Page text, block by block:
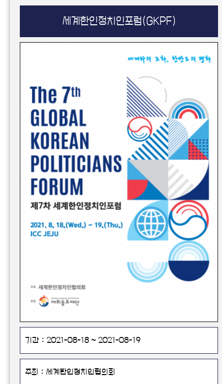
세계한인정치인포럼(GKPF)
기간 : 2021-08-18 ~ 2021-08-19
주최 : 세계한인정치인협의회